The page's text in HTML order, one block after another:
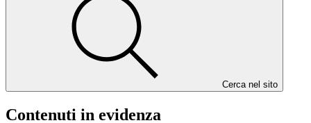
Cerca nel sito
Contenuti in evidenza